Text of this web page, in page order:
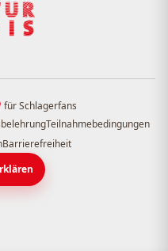
für Schlagerfans
Teilnahmebedingungen
Barrierefreiheit